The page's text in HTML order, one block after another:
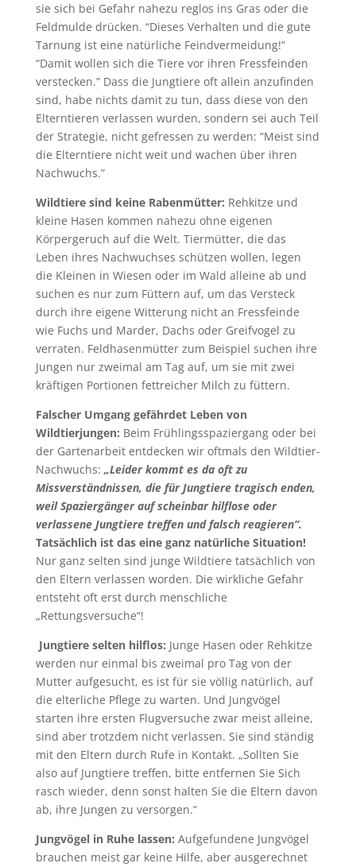
sie sich bei Gefahr nahezu reglos ins Gras oder die
Feldmulde drücken. “Dieses Verhalten und die gute
Tarnung ist eine natürliche Feindvermeidung!”
“Damit wollen sich die Tiere vor ihren Fressfeinden
verstecken.” Dass die Jungtiere oft allein anzufinden
sind, habe nichts damit zu tun, dass diese von den
Elterntieren verlassen wurden, sondern sei auch Teil
der Strategie, nicht gefressen zu werden: “Meist sind
die Elterntiere nicht weit und wachen über ihren
Nachwuchs.”
Wildtiere sind keine Rabenmütter: Rehkitze und
kleine Hasen kommen nahezu ohne eigenen
Körpergeruch auf die Welt. Tiermütter, die das
Leben ihres Nachwuchses schützen wollen, legen
die Kleinen in Wiesen oder im Wald alleine ab und
suchen es nur zum Füttern auf, um das Versteck
durch ihre eigene Witterung nicht an Fressfeinde
wie Fuchs und Marder, Dachs oder Greifvogel zu
verraten. Feldhasenmütter zum Beispiel suchen ihre
Jungen nur zweimal am Tag auf, um sie mit zwei
kräftigen Portionen fettreicher Milch zu füttern.
Falscher Umgang gefährdet Leben von
Wildtierjungen: Beim Frühlingsspaziergang oder bei
der Gartenarbeit entdecken wir oftmals den Wildtier-
Nachwuchs: „Leider kommt es da oft zu
Missverständnissen, die für Jungtiere tragisch enden,
weil Spaziergänger auf scheinbar hilflose oder
verlassene Jungtiere treffen und falsch reagieren“.
Tatsächlich ist das eine ganz natürliche Situation!
Nur ganz selten sind junge Wildtiere tatsächlich von
den Eltern verlassen worden. Die wirkliche Gefahr
entsteht oft erst durch menschliche
„Rettungsversuche“!
Jungtiere selten hilflos: Junge Hasen oder Rehkitze
werden nur einmal bis zweimal pro Tag von der
Mutter aufgesucht, es ist für sie völlig natürlich, auf
die elterliche Pflege zu warten. Und Jungvögel
starten ihre ersten Flugversuche zwar meist alleine,
sind aber trotzdem nicht verlassen. Sie sind ständig
mit den Eltern durch Rufe in Kontakt. „Sollten Sie
also auf Jungtiere treffen, bitte entfernen Sie Sich
rasch wieder, denn sonst halten Sie die Eltern davon
ab, ihre Jungen zu versorgen.“
Jungvögel in Ruhe lassen: Aufgefundene Jungvögel
brauchen meist gar keine Hilfe, aber ausgerechnet